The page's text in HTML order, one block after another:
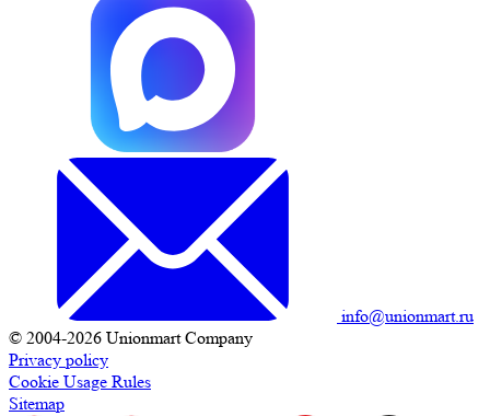
info@unionmart.ru
© 2004-2026 Unionmart Company
Privacy policy
Cookie Usage Rules
Sitemap